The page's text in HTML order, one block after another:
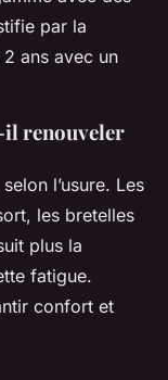
par la
ans avec un
il renouveler
l’usure. Les
les bretelles
plus la
fatigue.
confort et